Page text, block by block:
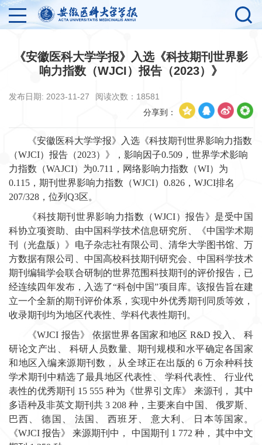
《安徽医科大学学报》入选《科技期刊世界影
响力指数（WJCI）报告（2023）​​》
发布日期: 2023-11-27 阅读次数： 18581
分享到：
《安徽医科大学学报》入选《科技期刊世界影响力指数
（WJCI）报告（2023）》，影响因子0.509，世界学术影响
力指数（WAJCI）为0.711，网络影响力指数（WI）为
0.115，期刊世界影响力指数（WJCI）0.826，WJCI排名
207/328，位列Q3区。
《科技期刊世界影响力指数（WJCI）报告》是受中国
科协立项资助、由中国科学技术信息研究所、《中国学术期
刊（光盘版）》电子杂志社有限公司、清华大学图书馆、万
方数据有限公司、中国高校科技期刊研究会、中国科学技术
期刊编辑学会联合研制的世界范围科技期刊的评价报告，已
经连续四年发布，入选了“科创中国”项目库。该报告旨在建
立一个全新的期刊评价体系，实现中外优秀期刊同质等效，
收录期刊均为地区代表性、学科代表性期刊。
《WJCI 报告》 依据世界各国家和地区 R&D 投入、 科
研论文产出、 科研人员数量、期刊规模和水平确定各国家
和地区入编来源期刊数， 从全球正在出版的 6 万余种科技
学术期刊中精选了最具地区代表性、 学科代表性、 行业代
表性的优秀期刊 15 555 种为《世界引文库》 来源刊， 其中
多语种及非英文期刊共 3 208 种，主要来自中国、 俄罗斯、
巴西、 德国、 法国、 西班牙、 意大利、 日本等国家。
《WJCI 报告》 来源期刊中， 中国期刊 1 772 种， 其中中文